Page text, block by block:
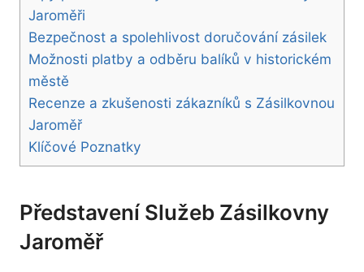
Jaroměři
Bezpečnost a spolehlivost doručování zásilek
Možnosti platby a odběru balíků v historickém
městě
Recenze a zkušenosti zákazníků s Zásilkovnou
Jaroměř
Klíčové Poznatky
Představení Služeb Zásilkovny
Jaroměř